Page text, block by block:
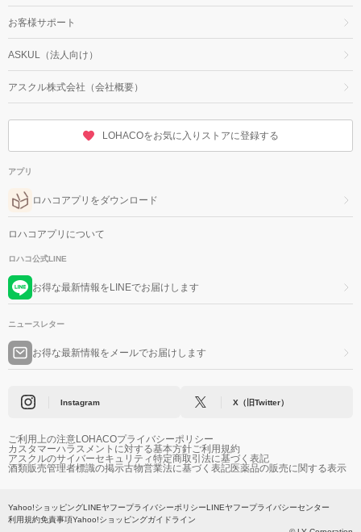
お客様サポート
ASKUL（法人向け）
アスクル株式会社（会社概要）
LOHACOをお気に入りストアに登録する
アプリ
ロハコアプリをダウンロード
ロハコアプリについて
ロハコ公式LINE
お得な最新情報をLINEでお届けします
ニュースレター
お得な最新情報をメールでお届けします
Instagram X（旧Twitter）
ご利用上の注意LOHACOプライバシーポリシー
カスタマーハラスメントに対する基本方針ご利用規約
アスクルのサイバーセキュリティ特定商取引法に基づく表記
酒類販売管理者標識の掲示古物営業法に基づく表記医薬品の販売に関する表示
Yahoo!ショッピングLINEヤフープライバシーポリシーLINEヤフープライバシーセンター
利用規約免責事項Yahoo!ショッピングガイドライン